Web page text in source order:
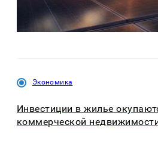
Экономика
Инвестиции в жилье
коммерческой